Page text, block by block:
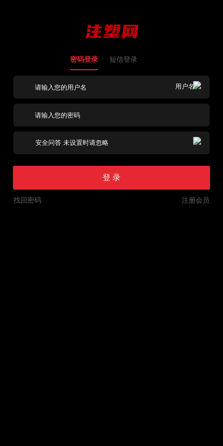
密码登录 短信登录
登 录
注册会员
找回密码